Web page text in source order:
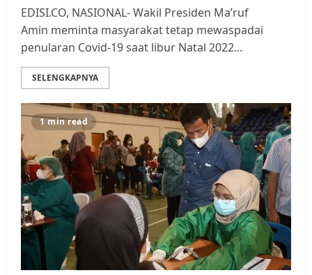
EDISI.CO, NASIONAL- Wakil Presiden Ma’ruf
Amin meminta masyarakat tetap mewaspadai
penularan Covid-19 saat libur Natal 2022...
SELENGKAPNYA
1 min read